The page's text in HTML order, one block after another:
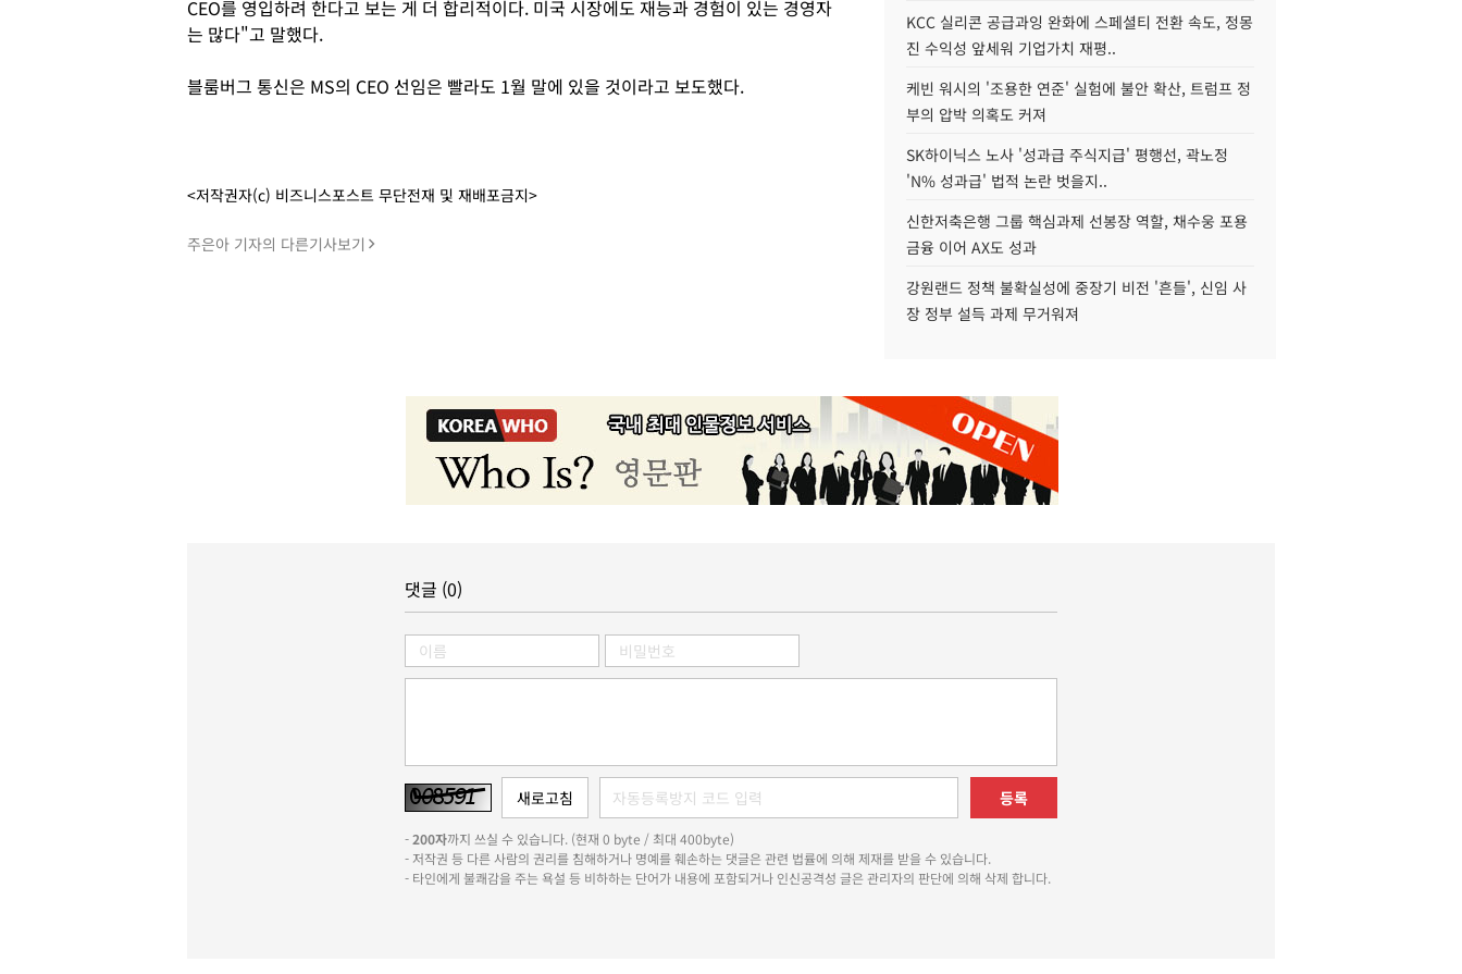
CEO를 영입하려 한다고 보는 게 더 합리적이다. 미국 시장에도 재능과 경험이 있는 경영자
는 많다"고 말했다.
블룸버그 통신은 MS의 CEO 선임은 빨라도 1월 말에 있을 것이라고 보도했다.
<저작권자(c) 비즈니스포스트 무단전재 및 재배포금지>
주은아 기자의 다른기사보기
KCC 실리콘 공급과잉 완화에 스페셜티 전환 속도, 정몽
진 수익성 앞세워 기업가치 재평..
케빈 워시의 '조용한 연준' 실험에 불안 확산, 트럼프 정
부의 압박 의혹도 커져
SK하이닉스 노사 '성과급 주식지급' 평행선, 곽노정
'N% 성과급' 법적 논란 벗을지..
신한저축은행 그룹 핵심과제 선봉장 역할, 채수웅 포용
금융 이어 AX도 성과
강원랜드 정책 불확실성에 중장기 비전 '흔들', 신임 사
장 정부 설득 과제 무거워져
댓글 (0)
등록
-200자까지 쓰실 수 있습니다. (현재 0 byte / 최대 400byte)
- 저작권 등 다른 사람의 권리를 침해하거나 명예를 훼손하는 댓글은 관련 법률에 의해 제재를 받을 수 있습니다.
- 타인에게 불쾌감을 주는 욕설 등 비하하는 단어가 내용에 포함되거나 인신공격성 글은 관리자의 판단에 의해 삭제 합니다.